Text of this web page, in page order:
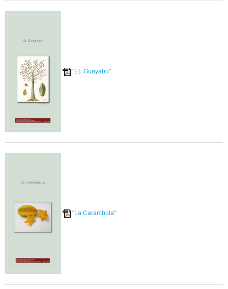
"EL Guayabo"
"La Carambola"